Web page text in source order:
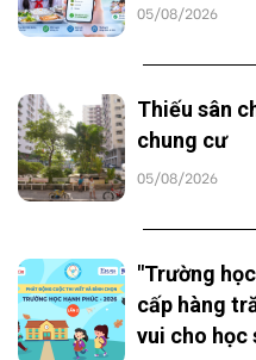
05/08/2026
Thiếu sân
chung cư
05/08/2026
"Trường
cấp hàng
vui cho học